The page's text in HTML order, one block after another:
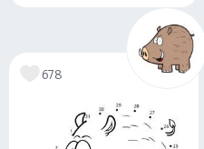
678